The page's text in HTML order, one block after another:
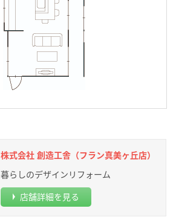
株式会社 創造工舎（フラン真美ヶ丘店）
暮らしのデザインリフォーム
店舗詳細を見る